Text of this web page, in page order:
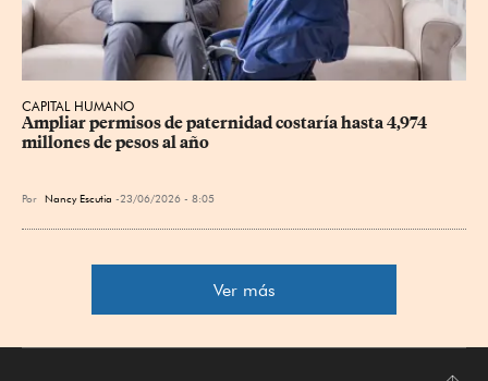
CAPITAL HUMANO
Ampliar permisos de paternidad costaría hasta 4,974
millones de pesos al año
Por Nancy Escutia 23/06/2026 - 8:05
Ver más